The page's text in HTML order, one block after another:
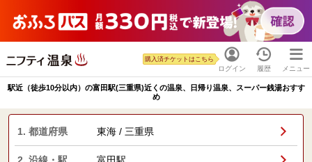
ログイン
購入済チケットはこちら
履歴 メニュー
駅近（徒歩10分以内）の富田駅(三重県)近くの温泉、日帰り温泉、スーパー銭湯おすす
め
1. 都道府県 東海 / 三重県
2. 沿線・駅 富田駅